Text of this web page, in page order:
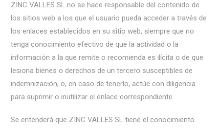
ZINC VALLES SL no se hace responsable del contenido de
los sitios web a los que el usuario pueda acceder a través de
los enlaces establecidos en su sitio web, siempre que no
tenga conocimiento efectivo de que la actividad o la
información a la que remite o recomienda es ilícita o de que
lesiona bienes o derechos de un tercero susceptibles de
indemnización, o, en caso de tenerlo, actúe con diligencia
para suprimir o inutilizar el enlace correspondiente.
Se entenderá que ZINC VALLES SL tiene el conocimiento